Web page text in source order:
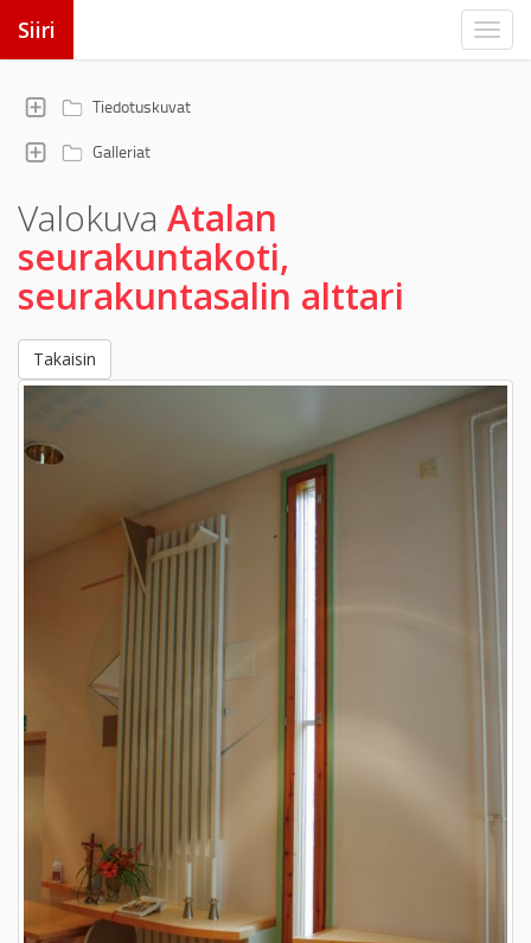
Siiri
Tiedotuskuvat
Galleriat
Valokuva Atalan
seurakuntakoti,
seurakuntasalin alttari
Takaisin